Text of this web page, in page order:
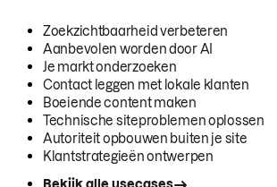
Zoekzichtbaarheid verbeteren
Aanbevolen worden door AI
Je markt onderzoeken
Contact leggen met lokale klanten
Boeiende content maken
Technische siteproblemen oplossen
Autoriteit opbouwen buiten je site
Klantstrategieën ontwerpen